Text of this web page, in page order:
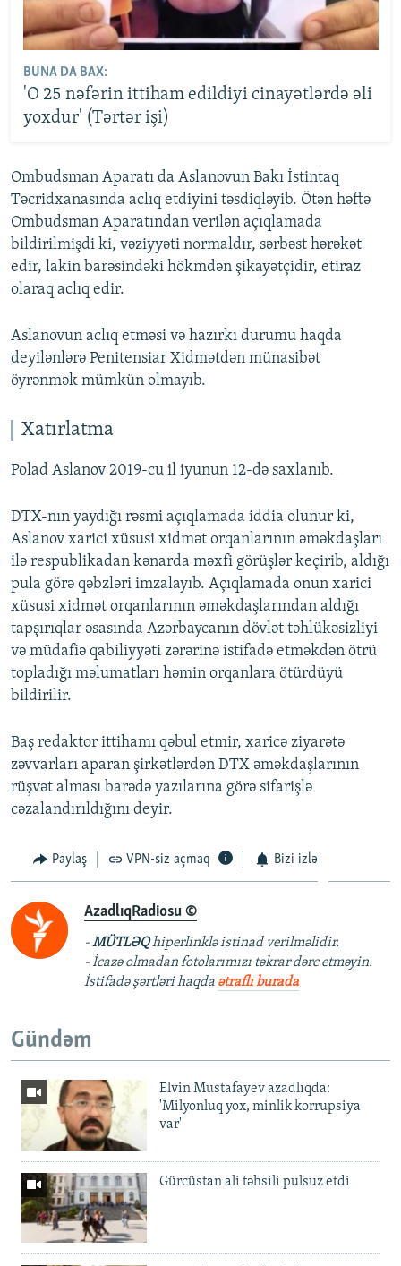
BUNA DA BAX:
'O 25 nəfərin ittiham edildiyi cinayətlərdə əli
yoxdur' (Tərtər işi)
Ombudsman Aparatı da Aslanovun Bakı İstintaq
Təcridxanasında aclıq etdiyini təsdiqləyib. Ötən həftə
Ombudsman Aparatından verilən açıqlamada
bildirilmişdi ki, vəziyyəti normaldır, sərbəst hərəkət
edir, lakin barəsindəki hökmdən şikayətçidir, etiraz
olaraq aclıq edir.
Aslanovun aclıq etməsi və hazırkı durumu haqda
deyilənlərə Penitensiar Xidmətdən münasibət
öyrənmək mümkün olmayıb.
Xatırlatma
Polad Aslanov 2019-cu il iyunun 12-də saxlanıb.
DTX-nın yaydığı rəsmi açıqlamada iddia olunur ki,
Aslanov xarici xüsusi xidmət orqanlarının əməkdaşları
ilə respublikadan kənarda məxfi görüşlər keçirib, aldığı
pula görə qəbzləri imzalayıb. Açıqlamada onun xarici
xüsusi xidmət orqanlarının əməkdaşlarından aldığı
tapşırıqlar əsasında Azərbaycanın dövlət təhlükəsizliyi
və müdafiə qabiliyyəti zərərinə istifadə etməkdən ötrü
topladığı məlumatları həmin orqanlara ötürdüyü
bildirilir.
Baş redaktor ittihamı qəbul etmir, xaricə ziyarətə
zəvvarları aparan şirkətlərdən DTX əməkdaşlarının
rüşvət alması barədə yazılarına görə sifarişlə
cəzalandırıldığını deyir.
Paylaş VPN-siz açmaq Bizi izlə
AzadlıqRadiosu ©
-MÜTLƏQhiperlinklə istinad verilməlidir.
- İcazə olmadan fotolarımızı təkrar dərc etməyin.
İstifadə şərtləri haqda ətraflı burada
Gündəm
Elvin Mustafayev azadlıqda:
'Milyonluq yox, minlik korrupsiya
var'
Gürcüstan ali təhsili pulsuz etdi